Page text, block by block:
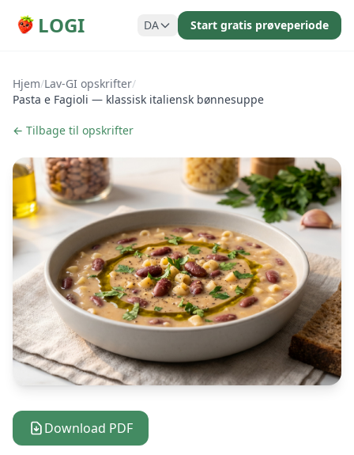
LOGI DA Start gratis prøveperiode
Hjem/Lav-GI opskrifter/
Pasta e Fagioli — klassisk italiensk bønnesuppe
← Tilbage til opskrifter
Download PDF